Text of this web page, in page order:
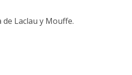
Laclau y Mouffe.